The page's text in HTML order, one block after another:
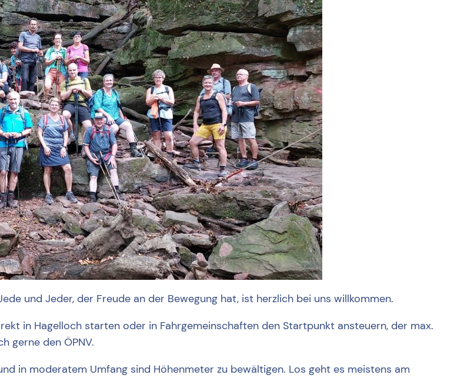
und Jeder, der Freude an der Bewegung hat, ist herzlich bei uns willkommen.
in Hagelloch starten oder in Fahrgemeinschaften den Startpunkt ansteuern, der max.
gerne den ÖPNV.
in moderatem Umfang sind Höhenmeter zu bewältigen. Los geht es meistens am